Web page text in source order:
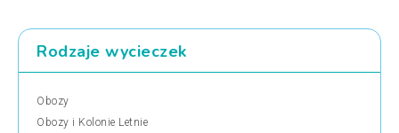
Rodzaje wycieczek
Obozy
Obozy i Kolonie Letnie